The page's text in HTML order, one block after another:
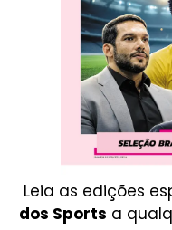
Leia as edições
dos Sports a